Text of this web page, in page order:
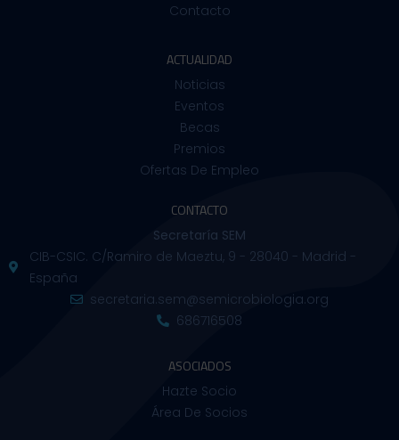
Contacto
ACTUALIDAD
Noticias
Eventos
Becas
Premios
Ofertas De Empleo
CONTACTO
Secretaría SEM
CIB-CSIC. C/Ramiro de Maeztu, 9 - 28040 - Madrid -
España
secretaria.sem@semicrobiologia.org
686716508
ASOCIADOS
Hazte Socio
Área De Socios